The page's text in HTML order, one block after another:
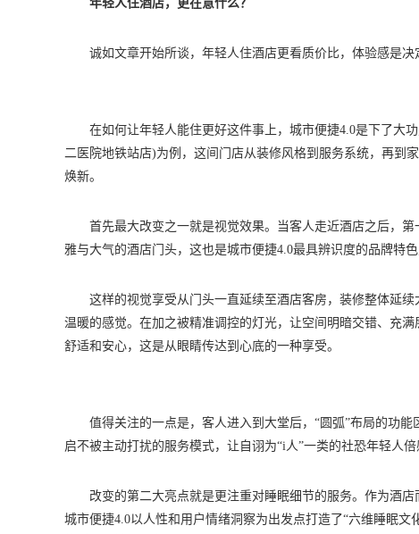
年轻人住酒店，更在意什么？
诚如文章开始所谈，年轻人住酒店更看质价比，体验感是
在如何让年轻人能住更好这件事上，城市便捷4.0是下了
二医院地铁站店)为例，这间门店从装修风格到服务系统，再到
焕新。
首先最大改变之一就是视觉效果。当客人走近酒店之后，
雅与大气的酒店门头，这也是城市便捷4.0最具辨识度的品牌特色
这样的视觉享受从门头一直延续至酒店客房，装修整体延
温暖的感觉。在加之被精准调控的灯光，让空间明暗交错、充
舒适和安心，这是从眼睛传达到心底的一种享受。
值得关注的一点是，客人进入到大堂后，“圆弧”布局的功
启不被主动打扰的服务模式，让自诩为“i人”一类的社恐年轻人倍
改变的第二大亮点就是更注重对睡眠细节的服务。作为酒
城市便捷4.0以人性和用户情绪洞察为出发点打造了“六维睡眠